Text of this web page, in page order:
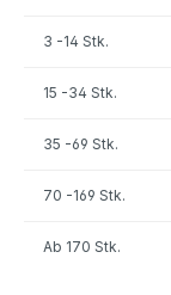
3 -14 Stk.
15 -34 Stk.
35 -69 Stk.
70 -169 Stk.
Ab 170 Stk.